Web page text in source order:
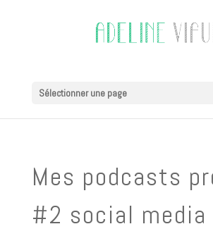
Sélectionner une page
Mes podcasts
#2 social media